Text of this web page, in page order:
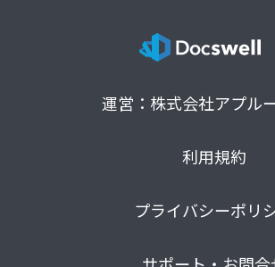
運営：株式会社アプル
利用規約
プライバシーポリ